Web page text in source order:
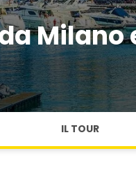
Milano
IL TOUR